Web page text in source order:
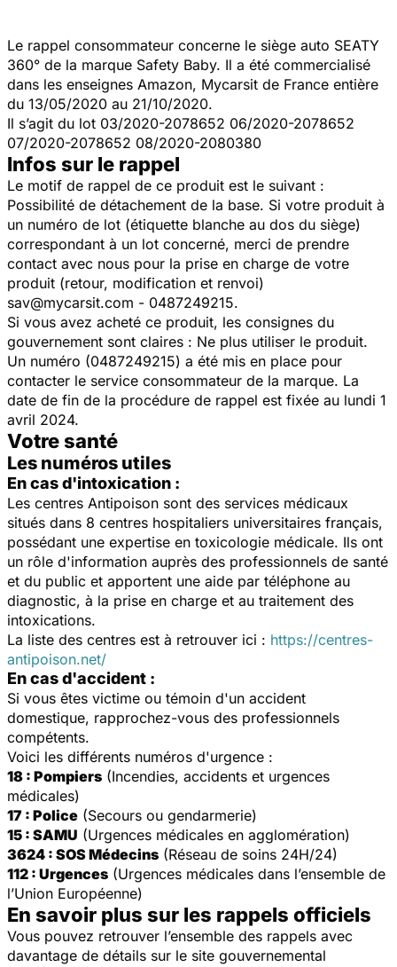
Le rappel consommateur concerne le siège auto SEATY
360° de la marque Safety Baby. Il a été commercialisé
dans les enseignes Amazon, Mycarsit de France entière
du 13/05/2020 au 21/10/2020.
Il s’agit du lot 03/2020-2078652 06/2020-2078652
07/2020-2078652 08/2020-2080380
Infos sur le rappel
Le motif de rappel de ce produit est le suivant :
Possibilité de détachement de la base. Si votre produit à
un numéro de lot (étiquette blanche au dos du siège)
correspondant à un lot concerné, merci de prendre
contact avec nous pour la prise en charge de votre
produit (retour, modification et renvoi)
sav@mycarsit.com - 0487249215.
Si vous avez acheté ce produit, les consignes du
gouvernement sont claires : Ne plus utiliser le produit.
Un numéro (0487249215) a été mis en place pour
contacter le service consommateur de la marque. La
date de fin de la procédure de rappel est fixée au lundi 1
avril 2024.
Votre santé
Les numéros utiles
En cas d'intoxication :
Les centres Antipoison sont des services médicaux
situés dans 8 centres hospitaliers universitaires français,
possédant une expertise en toxicologie médicale. Ils ont
un rôle d'information auprès des professionnels de santé
et du public et apportent une aide par téléphone au
diagnostic, à la prise en charge et au traitement des
intoxications.
La liste des centres est à retrouver ici : https://centres-
antipoison.net/
En cas d'accident :
Si vous êtes victime ou témoin d'un accident
domestique, rapprochez-vous des professionnels
compétents.
Voici les différents numéros d'urgence :
18 : Pompiers (Incendies, accidents et urgences
médicales)
17 : Police (Secours ou gendarmerie)
15 : SAMU (Urgences médicales en agglomération)
3624 : SOS Médecins (Réseau de soins 24H/24)
112 : Urgences (Urgences médicales dans l’ensemble de
l’Union Européenne)
En savoir plus sur les rappels officiels
Vous pouvez retrouver l’ensemble des rappels avec
davantage de détails sur le site gouvernemental